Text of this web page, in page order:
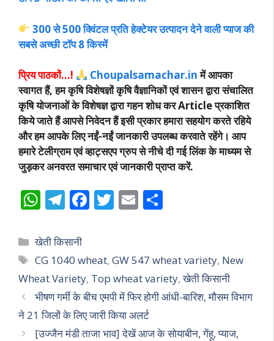
300 से 500 क्विंटल प्रति हेक्टेयर उत्पादन देने वाली प्याज की
सबसे अच्छी टॉप 8 किस्में
प्रिय पाठकों…! Choupalsamachar.inमें आपका
स्वागत हैं, हम कृषि विशेषज्ञों कृषि वैज्ञानिकों एवं शासन द्वारा संचालित
कृषि योजनाओं के विशेषज्ञ द्वारा गहन शोध कर Article प्रकाशित
किये जाते हैं आपसे निवेदन हैं इसी प्रकार हमारा सहयोग करते रहिये
और हम आपके लिए नईं-नईं जानकारी उपलब्ध करवाते रहेंगे। आप
हमारे टेलीग्राम एवं व्हाट्सएप ग्रुप से नीचे दी गई लिंक के माध्यम से
जुड़कर अनवरत समाचार एवं जानकारी प्राप्त करें.
W
h
at
s
A
p
p
T
el
e
gr
a
m
F
ac
b
o
o
k
T
w
er
E
m
l e
Categories
खेती किसानी
Tags
CG 1040 wheat,GW 547 wheat variety, New
Wheat Variety, Top wheat variety,खेती किसानी
भीषण गर्मी के बीच एमपी में फिर होगी आंधी-बारिश, मौसम विभाग
ने 21 जिलों के लिए जारी किया अलर्ट
[उज्जैन मंडी ताजा भाव] देखें आज के सोयाबीन, गेंहू, प्याज,